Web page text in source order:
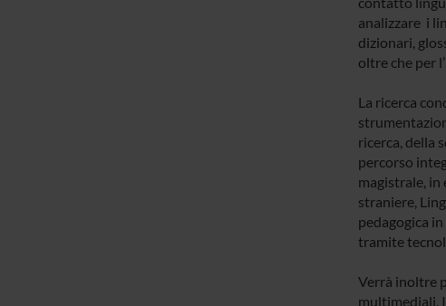
analizzare i
dizionari,
oltre che per
La ricerca
ricerca, della
percorso
magistrale,
straniere,
pedagogica
tramite
Verrà inoltre
multimediali.